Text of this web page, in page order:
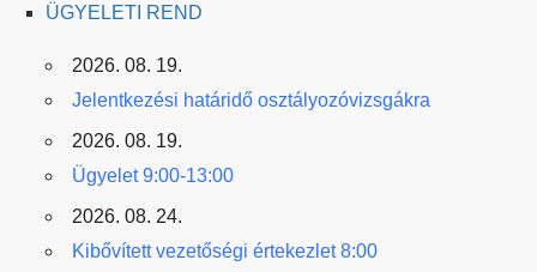
ÜGYELETI REND
2026. 08. 19.
Jelentkezési határidő osztályozóvizsgákra
2026. 08. 19.
Ügyelet 9:00-13:00
2026. 08. 24.
Kibővített vezetőségi értekezlet 8:00